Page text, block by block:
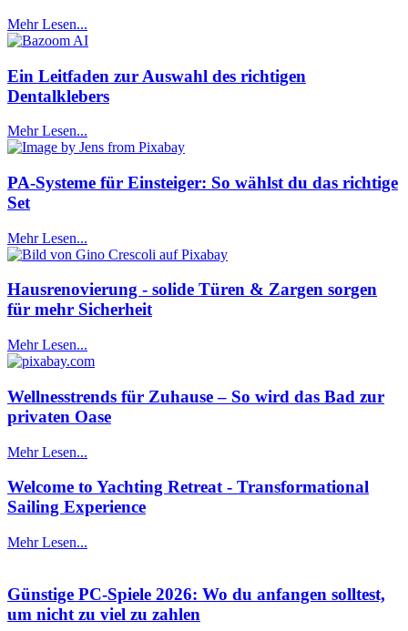
Mehr Lesen...
Ein Leitfaden zur Auswahl des richtigen
Dentalklebers
Mehr Lesen...
PA-Systeme für Einsteiger: So wählst du das richtige
Set
Mehr Lesen...
Hausrenovierung - solide Türen & Zargen sorgen
für mehr Sicherheit
Mehr Lesen...
Wellnesstrends für Zuhause – So wird das Bad zur
privaten Oase
Mehr Lesen...
Welcome to Yachting Retreat - Transformational
Sailing Experience
Mehr Lesen...
Günstige PC-Spiele 2026: Wo du anfangen solltest,
um nicht zu viel zu zahlen